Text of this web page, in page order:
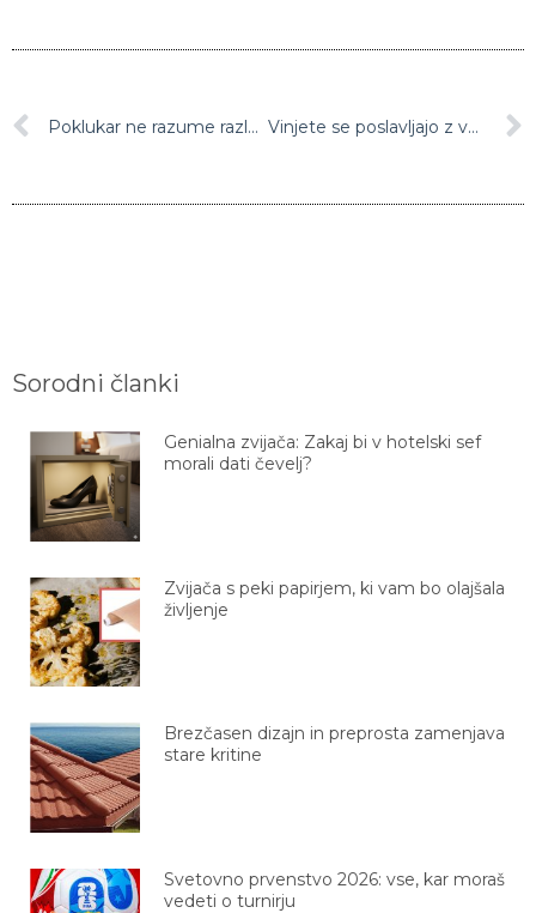
Poklukar ne razume razlogov za stavko sindikatov zdravstva in socialnega varstva Vinjete se poslavljajo z vetrobranskih stekel
Sorodni članki
Genialna zvijača: Zakaj bi v hotelski sef
morali dati čevelj?
Zvijača s peki papirjem, ki vam bo olajšala
življenje
Brezčasen dizajn in preprosta zamenjava
stare kritine
Svetovno prvenstvo 2026: vse, kar moraš
vedeti o turnirju